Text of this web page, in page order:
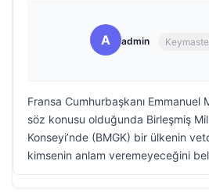
A admin
Fransa Cumhurbaşkanı Emmanuel
söz konusu olduğunda Birleşmiş
Konseyi’nde (BMGK) bir ülkenin
kimsenin anlam veremeyeceğini